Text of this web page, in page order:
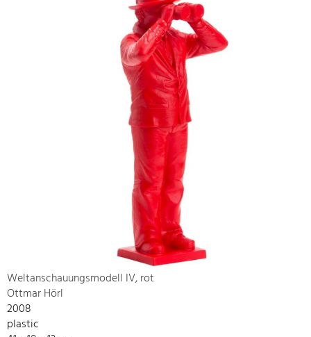
Weltanschauungsmodell IV, rot
Ottmar Hörl
2008
plastic